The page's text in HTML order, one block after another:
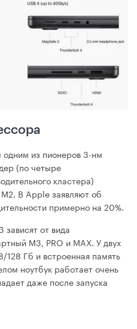
из пионеров 3-нм
(по четыре
кластера)
В Apple заявляют об
примерно на 20%.
от вида
M3, PRO и MAX. У двух
128 Гб и встроенная память
ноутбук работает очень
даже после запуска